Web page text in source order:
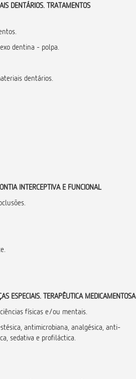
DENTÁRIOS. TRATAMENTOS
dentina - polpa.
dentários.
INTERCEPTIVA E FUNCIONAL
ESPECIAIS. TERAPÊUTICA MEDICAMENTOSA
físicas e/ou mentais.
antimicrobiana, analgésica, anti-
sedativa e profiláctica.